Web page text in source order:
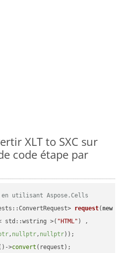
XLT to SXC sur
code étape par
en utilisant Aspose.Cells
request( new
std::wstring >(
"HTML" ) ,
, nullptr, nullptr))
>convert